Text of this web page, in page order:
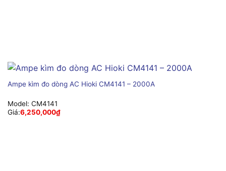
Ampe kìm đo dòng AC Hioki CM4141 – 2000A
Model: CM4141
Giá:6,250,000₫